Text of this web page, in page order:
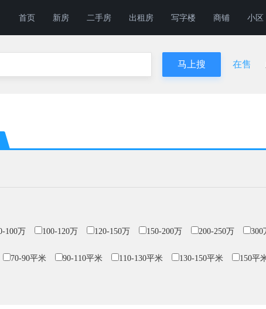
首页 新房 二手房 出租房 写字楼 商铺 小区
在售
100万 100-120万 120-150万 150-200万 200-250万 300
70-90平米 90-110平米 110-130平米 130-150平米 150平